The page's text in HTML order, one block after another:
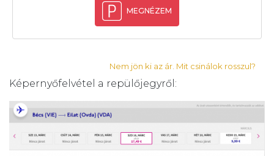
MEGNÉZEM
Nem jön ki az ár. Mit csinálok rosszul?
Képernyőfelvétel a repülőjegyről: